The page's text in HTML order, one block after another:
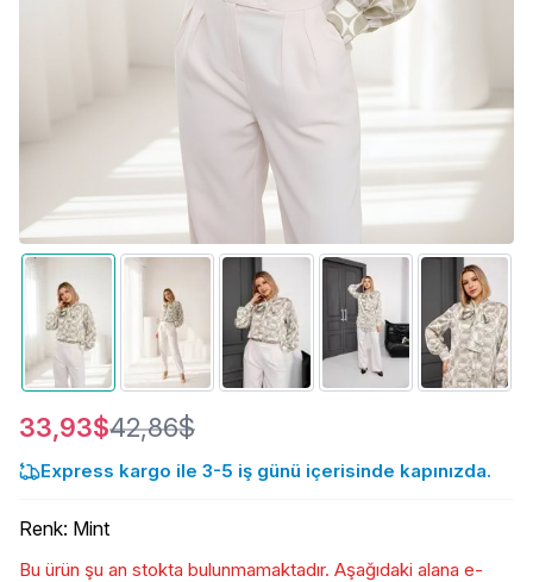
33,93$42,86$
Express kargo ile 3-5 iş günü içerisinde kapınızda.
Renk: Mint
Bu ürün şu an stokta bulunmamaktadır. Aşağıdaki alana e-